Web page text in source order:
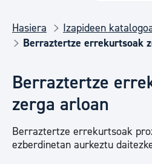
Hasiera
Izapideen
Berraztertze errekurtsoak
Berraztertze
zerga arloan
Berraztertze errekurtsoak
ezberdinetan aurkeztu